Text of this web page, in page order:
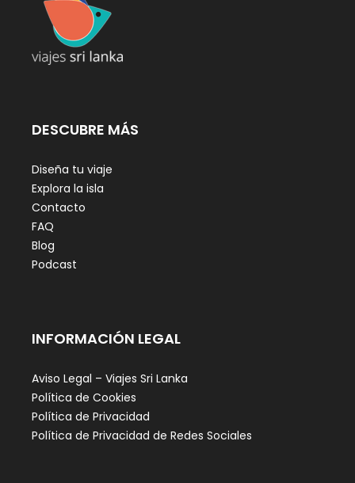
DESCUBRE MÁS
Diseña tu viaje
Explora la isla
Contacto
FAQ
Blog
Podcast
INFORMACIÓN LEGAL
Aviso Legal – Viajes Sri Lanka
Política de Cookies
Política de Privacidad
Política de Privacidad de Redes Sociales